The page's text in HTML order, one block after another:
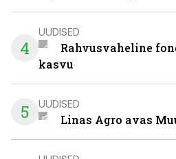
4
UUDISED
Rahvusvaheline
kasvu
5 UUDISED
Linas Agro avas